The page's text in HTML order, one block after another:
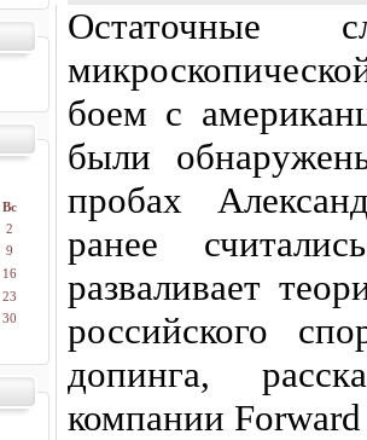
Вс
2
9
16
23
30
Остаточные
боем с
были
пробах
ранее
разваливает
российского
допинга,
компании